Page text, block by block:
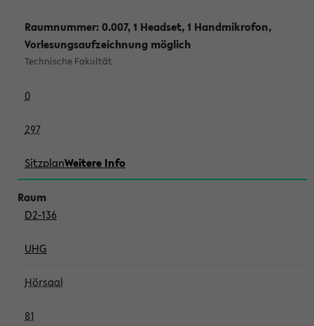
Raumnummer: 0.007, 1 Headset, 1 Handmikrofon,
Vorlesungsaufzeichnung möglich
Technische Fakultät
0
297
SitzplanWeitere Info
D2-136
UHG
Hörsaal
81